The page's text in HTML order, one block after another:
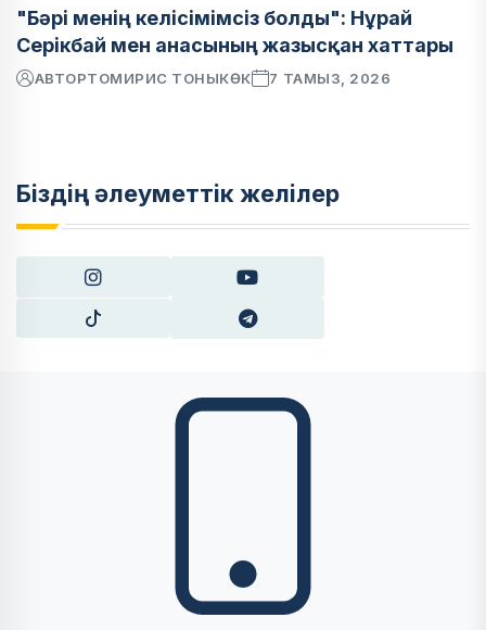
"Бәрі менің келісімімсіз болды": Нұрай
Серікбай мен анасының жазысқан хаттары
АВТОРТОМИРИС ТОНЫКӨК 7 ТАМЫЗ, 2026
Біздің әлеуметтік желілер